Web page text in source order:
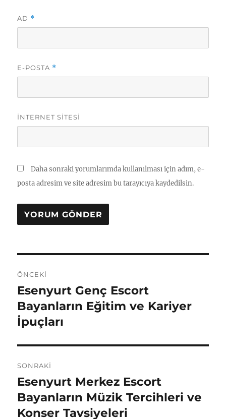
AD *
E-POSTA *
İNTERNET SITESI
Daha sonraki yorumlarımda kullanılması için adım, e-
posta adresim ve site adresim bu tarayıcıya kaydedilsin.
gezinmesi
ÖNCEKI
Önceki
yazı:
Esenyurt Genç Escort
Bayanların Eğitim ve Kariyer
İpuçları
SONRAKI
Sonraki
yazı:
Esenyurt Merkez Escort
Bayanların Müzik Tercihleri ve
Konser Tavsiyeleri